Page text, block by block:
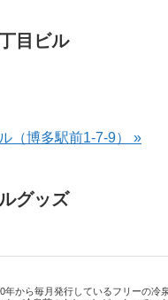
目ビル
（博多駅前1-7-9） »
グッズ
年から毎月発行しているフリーの